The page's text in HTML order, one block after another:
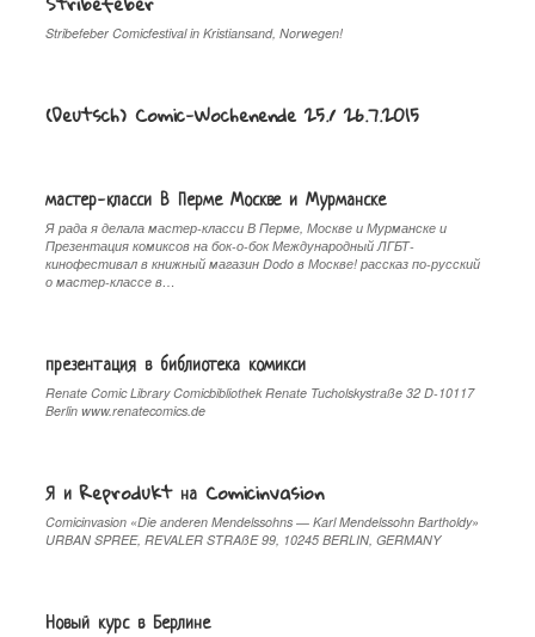
Stribefeber Comicfestival in Kristiansand, Norwegen!
(Deutsch) Comic-Wochenende 25./ 26.7.2015
мастер-класси В Перме Москве и Мурманске
Я рада я делала мастер-класси В Перме, Москве и Мурманске и
Презентация комиксов на бок-о-бок Международный ЛГБТ-
кинофестивал в книжный магазин Dodo в Москве! рассказ по-русский
о мастер-классе в…
презентация в библиотека комикси
Renate Comic Library Comicbibliothek Renate Tucholskystraße 32 D-10117
Berlin www.renatecomics.de
Я и Reprodukt на Comicinvasion
Comicinvasion «Die anderen Mendelssohns — Karl Mendelssohn Bartholdy»
URBAN SPREE, REVALER STRAßE 99, 10245 BERLIN, GERMANY
Новый курс в Берлине